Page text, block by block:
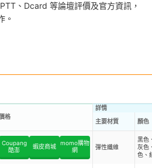
、Dcard 等論壇評價及官方資訊，
。
格
詳情
主要材質
顏色
Coupang
酷澎
蝦皮商城 momo購物
網
彈性纖維
黑色
灰色
色、